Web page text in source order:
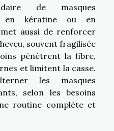
de masques
en kératine ou en
aussi de renforcer
souvent fragilisée
pénètrent la fibre,
et limitent la casse.
les masques
selon les besoins
routine complète et